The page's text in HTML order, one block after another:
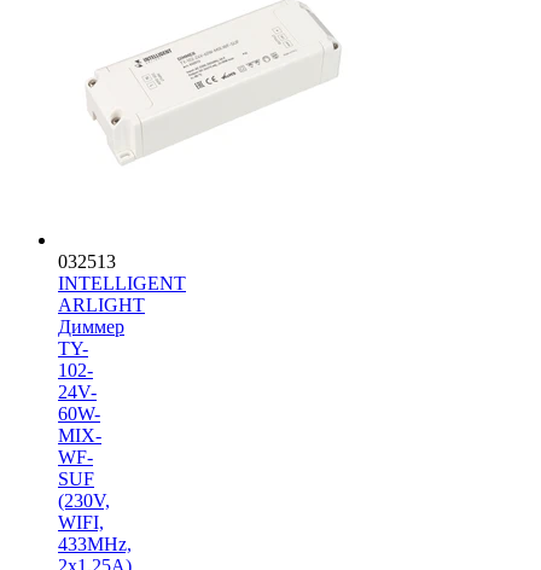
032513
INTELLIGENT
ARLIGHT
Диммер
TY-
102-
24V-
60W-
MIX-
WF-
SUF
(230V,
WIFI,
433MHz,
2x1.25A)